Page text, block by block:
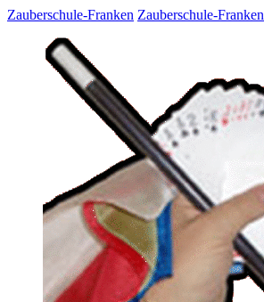
Zauberschule-Franken Zauberschule-Franken